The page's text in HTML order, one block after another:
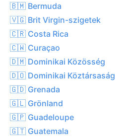
🇧🇲 Bermuda
🇻🇬 Brit Virgin-szigetek
🇨🇷 Costa Rica
🇨🇼 Curaçao
🇩🇲 Dominikai Közösség
🇩🇴 Dominikai Köztársaság
🇬🇩 Grenada
🇬🇱 Grönland
🇬🇵 Guadeloupe
🇬🇹 Guatemala